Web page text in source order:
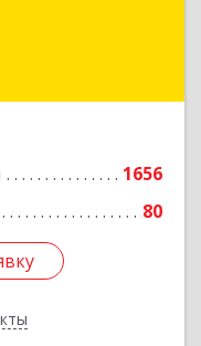
1656
80
Краснодар г,